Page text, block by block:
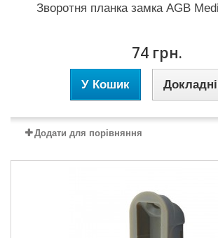
Зворотня планка замка AGB
74 грн.
У Кошик
Додати для порівняння